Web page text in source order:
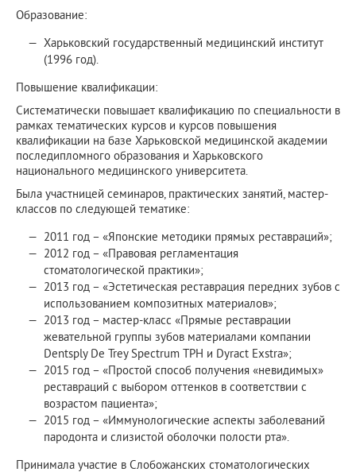
Образование:
Харьковский государственный медицинский институт
(1996 год).
Повышение квалификации:
Систематически повышает квалификацию по специальности в
рамках тематических курсов и курсов повышения
квалификации на базе Харьковской медицинской академии
последипломного образования и Харьковского
национального медицинского университета.
Была участницей семинаров, практических занятий, мастер-
классов по следующей тематике:
2011 год – «Японские методики прямых реставраций»;
2012 год – «Правовая регламентация
стоматологической практики»;
2013 год – «Эстетическая реставрация передних зубов с
использованием композитных материалов»;
2013 год – мастер-класс «Прямые реставрации
жевательной группы зубов материалами компании
Dentsply De Trey Spectrum ТРН и Dyract Exstra»;
2015 год – «Простой способ получения «невидимых»
реставраций с выбором оттенков в соответствии с
возрастом пациента»;
2015 год – «Иммунологические аспекты заболеваний
пародонта и слизистой оболочки полости рта».
Принимала участие в Слобожанских стоматологических